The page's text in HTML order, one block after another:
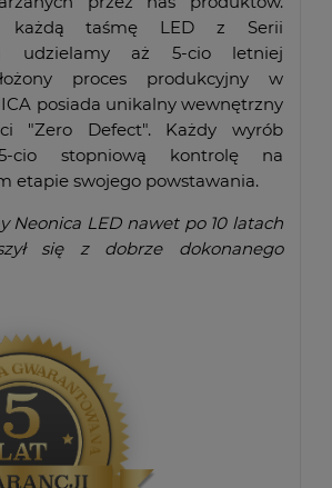
każdą taśmę LED z Serii
udzielamy aż 5-cio letniej
proces produkcyjny w
posiada unikalny wewnętrzny
"Zero Defect". Każdy wyrób
cio stopniową kontrolę na
etapie swojego powstawania.
Neonica LED nawet po 10 latach
się z dobrze dokonanego